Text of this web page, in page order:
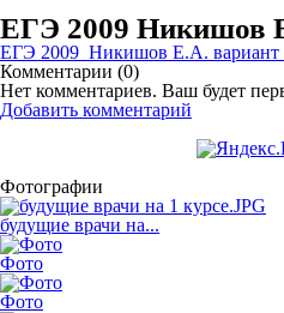
ЕГЭ 2009 Никишов
ЕГЭ 2009 Никишов Е.А. вариант
Комментарии (0)
Нет комментариев. Ваш будет
Добавить комментарий
Фотографии
будущие врачи на...
Фото
Фото